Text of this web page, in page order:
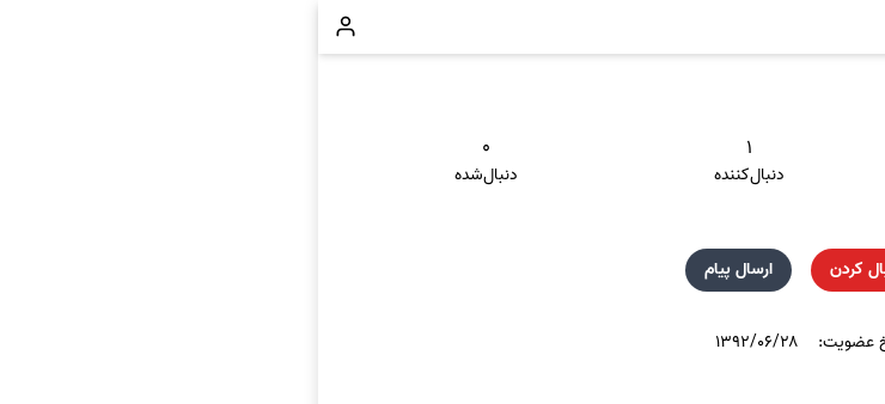
۱
دنبال‌کننده
۰
دنبال‌شده
کردن ارسال پیام
عضویت: ۱۳۹۲/۰۶/۲۸